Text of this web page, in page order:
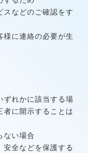
スなどのご確認をす
様に連絡の必要が生
ずれかに該当する場
者に開示することは
ない場合
安全などを保護する